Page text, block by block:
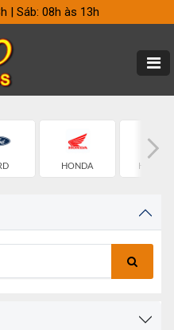
| Sáb: 08h às 13h
HONDA